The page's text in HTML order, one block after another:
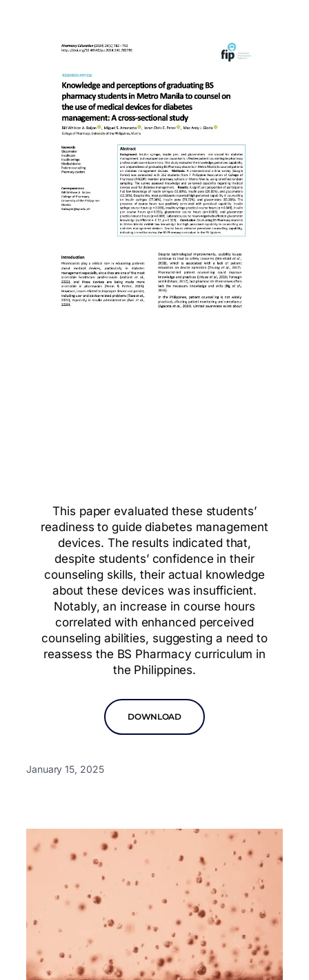
This paper evaluated these students’
readiness to guide diabetes management
devices. The results indicated that,
despite students’ confidence in their
counseling skills, their actual knowledge
about these devices was insufficient.
Notably, an increase in course hours
correlated with enhanced perceived
counseling abilities, suggesting a need to
reassess the BS Pharmacy curriculum in
the Philippines.
DOWNLOAD
January 15, 2025